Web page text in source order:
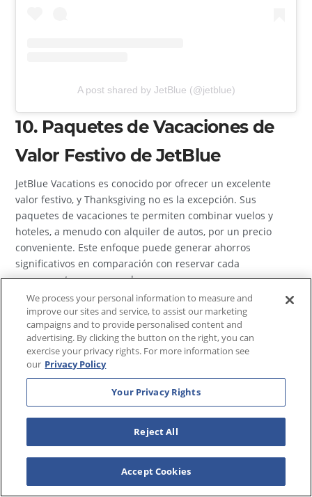
A post shared by JetBlue (@jetblue)
10. Paquetes de Vacaciones de
Valor Festivo de JetBlue
JetBlue Vacations es conocido por ofrecer un excelente
valor festivo, y Thanksgiving no es la excepción. Sus
paquetes de vacaciones te permiten combinar vuelos y
hoteles, a menudo con alquiler de autos, por un precio
conveniente. Este enfoque puede generar ahorros
significativos en comparación con reservar cada
componente por separado.
Con JetBlue, puedes construir un paquete que se ajuste
perfectamente a tus necesidades. Ya sea que te dirijas a
una playa soleada o a una ciudad vibrante, sus paquetes
ofrecen flexibilidad y un excelente punto de precio. La
reputación de la aerolínea por su servicio al cliente y
comodidad añade aún más valor a tu viaje.
Explora el sitio web de JetBlue Vacations para ver qué
paquetes festivos están disponibles. Es una forma
inteligente de asegurar tus planes de viaje de Thanksgiving
mientras obtienes el máximo por tu dinero. Actualmente,
por tiempo limitado, puedes ahorrar un 40% en vuelos con
We process your personal information to measure and
improve our sites and service, to assist our marketing
campaigns and to provide personalised content and
advertising. By clicking the button on the right, you can
exercise your privacy rights. For more information see
our Privacy Policy
Your Privacy Rights
Reject All
Accept Cookies